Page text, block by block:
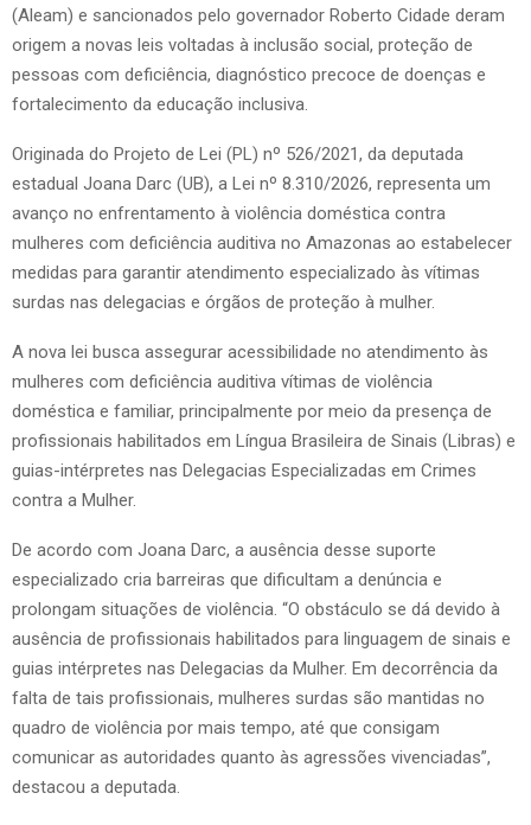
(Aleam) e sancionados pelo governador Roberto Cidade deram
origem a novas leis voltadas à inclusão social, proteção de
pessoas com deficiência, diagnóstico precoce de doenças e
fortalecimento da educação inclusiva.
Originada do Projeto de Lei (PL) nº 526/2021, da deputada
estadual Joana Darc (UB), a Lei nº 8.310/2026, representa um
avanço no enfrentamento à violência doméstica contra
mulheres com deficiência auditiva no Amazonas ao estabelecer
medidas para garantir atendimento especializado às vítimas
surdas nas delegacias e órgãos de proteção à mulher.
A nova lei busca assegurar acessibilidade no atendimento às
mulheres com deficiência auditiva vítimas de violência
doméstica e familiar, principalmente por meio da presença de
profissionais habilitados em Língua Brasileira de Sinais (Libras) e
guias-intérpretes nas Delegacias Especializadas em Crimes
contra a Mulher.
De acordo com Joana Darc, a ausência desse suporte
especializado cria barreiras que dificultam a denúncia e
prolongam situações de violência. “O obstáculo se dá devido à
ausência de profissionais habilitados para linguagem de sinais e
guias intérpretes nas Delegacias da Mulher. Em decorrência da
falta de tais profissionais, mulheres surdas são mantidas no
quadro de violência por mais tempo, até que consigam
comunicar as autoridades quanto às agressões vivenciadas”,
destacou a deputada.